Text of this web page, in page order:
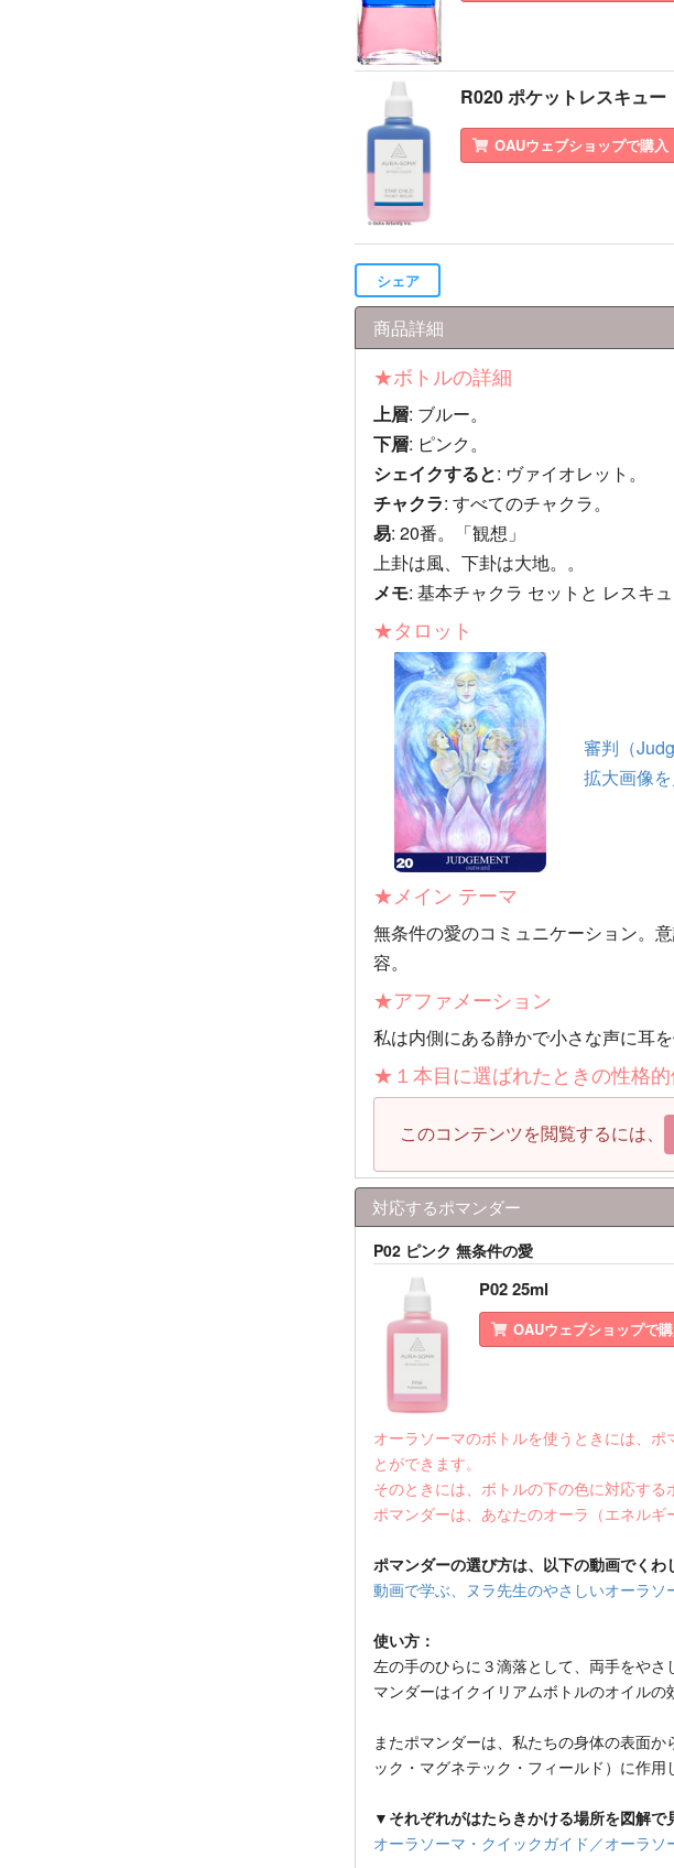
R020 ポケットレスキュー
OAUウェブショップで購入
シェア
商品詳細
★ボトルの詳細
上層: ブルー。
下層: ピンク。
シェイクすると: ヴァイオレット。
チャクラ: すべてのチャクラ。
易: 20番。「観想」
上卦は風、下卦は大地。。
メモ: 基本チャクラ セットと レスキュ
★タロット
審判（
拡大画像
★メイン テーマ
無条件の愛のコミュニケーション。
容。
★アファメーション
私は内側にある静かで小さな声に耳を
★１本目に選ばれたときの性格
このコンテンツを閲覧するには、
対応するポマンダー
P02 ピンク 無条件の愛
P02 25ml
OAUウェブショップで
オーラソーマのボトルを使うときには、
とができます。
そのときには、ボトルの下の色に対応する
ポマンダーは、あなたのオーラ（エネルギ
ポマンダーの選び方は、以下の動画でくわ
動画で学ぶ、ヌラ先生のやさしいオーラ
使い方：
左の手のひらに３滴落として、両手をや
マンダーはイクイリアムボトルのオイルの
またポマンダーは、私たちの身体の表面
ック・マグネテック・フィールド）に作用
▼それぞれがはたらきかける場所を図解で
オーラソーマ・クイックガイド／オーラソ